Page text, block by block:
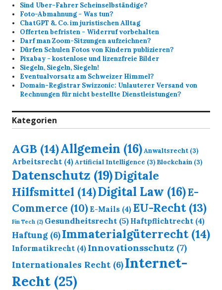
Sind Uber-Fahrer Scheinselbständige?
Foto-Abmahnung - Was tun?
ChatGPT &. Co. im juristischen Alltag
Offerten befristen - Widerruf vorbehalten
Darf man Zoom-Sitzungen aufzeichnen?
Dürfen Schulen Fotos von Kindern publizieren?
Pixabay - kostenlose und lizenzfreie Bilder
Siegeln, Siegeln, Siegeln!
Eventualvorsatz am Schweizer Himmel?
Domain-Registrar Swizzonic: Unlauterer Versand von
Rechnungen für nicht bestellte Dienstleistungen?
Kategorien
AGB (14)Allgemein (16)Anwaltsrecht (3)
Arbeitsrecht (4)Artificial Intelligence (3) Blockchain (3)
Datenschutz (19)Digitale
Hilfsmittel (14)Digital Law (16)E-
Commerce (10) E-Mails (4) EU-Recht(13)
Fin Tech (2) Gesundheitsrecht (5) Haftpflichtrecht (4)
Haftung(6)Immaterialgüterrecht(14)
Informatikrecht (4) Innovationsschutz (7)
Internationales Recht (6)Internet-
Recht (25)